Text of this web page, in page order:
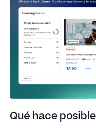
Qué hace posible